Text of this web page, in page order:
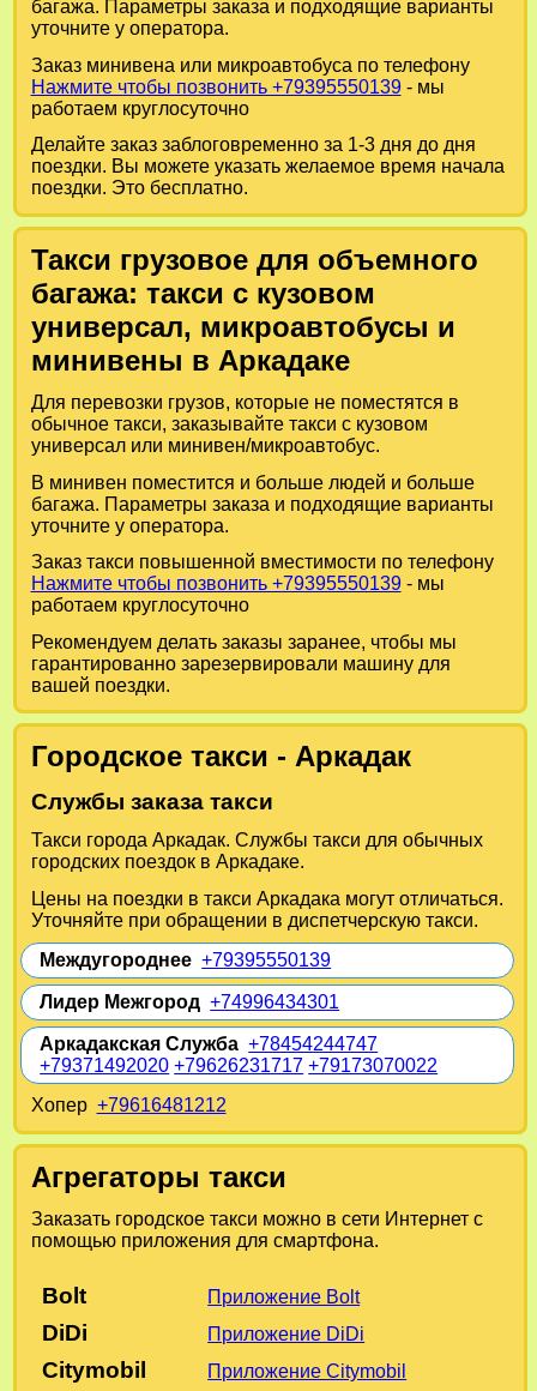
багажа. Параметры заказа и подходящие варианты
уточните у оператора.
Заказ минивена или микроавтобуса по телефону
Нажмите чтобы позвонить +79395550139- мы
работаем круглосуточно
Делайте заказ заблоговременно за 1-3 дня до дня
поездки. Вы можете указать желаемое время начала
поездки. Это бесплатно.
Такси грузовое для объемного
багажа: такси с кузовом
универсал, микроавтобусы и
минивены в Аркадаке
Для перевозки грузов, которые не поместятся в
обычное такси, заказывайте такси с кузовом
универсал или минивен/микроавтобус.
В минивен поместится и больше людей и больше
багажа. Параметры заказа и подходящие варианты
уточните у оператора.
Заказ такси повышенной вместимости по телефону
Нажмите чтобы позвонить +79395550139- мы
работаем круглосуточно
Рекомендуем делать заказы заранее, чтобы мы
гарантированно зарезервировали машину для
вашей поездки.
Городское такси - Аркадак
Службы заказа такси
Такси города Аркадак. Службы такси для обычных
городских поездок в Аркадаке.
Цены на поездки в такси Аркадака могут отличаться.
Уточняйте при обращении в диспетчерскую такси.
Междугороднее+79395550139
Лидер Межгород+74996434301
Аркадакская Служба+78454244747
+79371492020 +79626231717 +79173070022
Хопер +79616481212
Агрегаторы такси
Заказать городское такси можно в сети Интернет с
помощью приложения для смартфона.
Bolt Приложение Bolt
DiDi Приложение DiDi
Citymobil Приложение Citymobil